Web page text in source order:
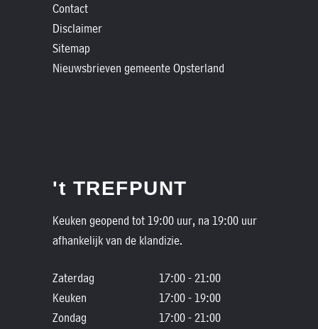
Contact
Disclaimer
Sitemap
Nieuwsbrieven gemeente Opsterland
't TREFPUNT
Keuken geopend tot 19:00 uur, na 19:00 uur
afhankelijk van de klandizie.
Zaterdag
17:00 - 21:00
Keuken
17:00 - 19:00
Zondag
17:00 - 21:00
Nieuwsbrieven
gemeente
Opsterland